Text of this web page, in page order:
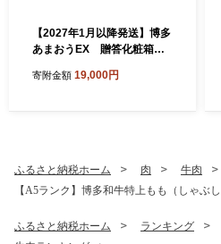
【2027年1月以降発送】博多
あまおうEX 贈答化粧箱入2
寄附金額 19,000円
ふるさと納税ホーム 肉
牛肉
【A5ランク】博多和牛特上もも（しゃぶ
ふるさと納税ホーム ランキング